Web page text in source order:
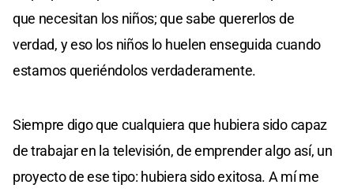
que necesitan los niños; que sabe quererlos de
verdad, y eso los niños lo huelen enseguida cuando
estamos queriéndolos verdaderamente.
Siempre digo que cualquiera que hubiera sido capaz
de trabajar en la televisión, de emprender algo así, un
proyecto de ese tipo: hubiera sido exitosa. A mí me